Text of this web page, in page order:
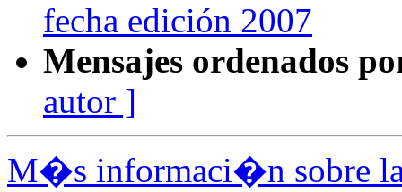
fecha edición 2007
Mensajes ordenados
autor ]
M�s informaci�n sobre